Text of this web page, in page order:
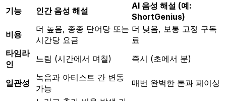
기능 인간 음성 해설
AI 음성 해설 (예:
ShortGenius)
비용
더 높음, 종종 단어당 또는
시간당 요금
더 낮음, 보통 고정 구독
료
타임라
인
느림 (시간에서 며칠) 즉시 (초에서 분)
일관성
녹음과 아티스트 간 변동
가능
매번 완벽한 톤과 페이싱